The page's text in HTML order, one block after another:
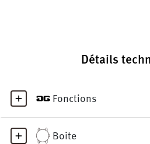
Détails
Fonctions
Boite